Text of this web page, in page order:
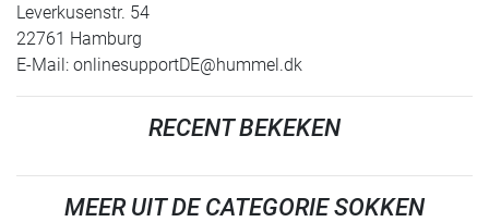
Leverkusenstr. 54
22761 Hamburg
E-Mail: onlinesupportDE@hummel.dk
RECENT BEKEKEN
MEER UIT DE CATEGORIE SOKKEN